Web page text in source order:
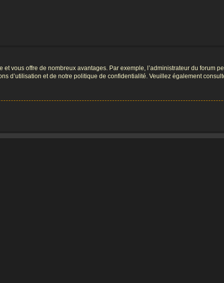
vous offre de nombreux avantages. Par exemple, l’administrateur du forum
d’utilisation et de notre politique de confidentialité. Veuillez également